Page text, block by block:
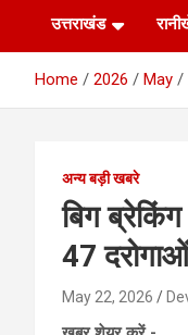
उत्तराखंड
Home 2026 May
अन्य बड़ी खबरे
बिग
47
May 22, 2026